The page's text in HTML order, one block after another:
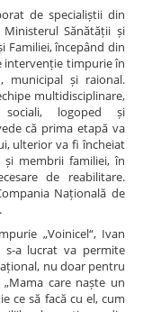
de specialiștii din
Sănătății și
Familiei, începând din
intervenție timpurie în
municipal și raional.
multidisciplinare,
logoped și
că prima etapă va
ulterior va fi încheiat
membrii familiei, în
de reabilitare.
Națională de
„Voinicel“, Ivan
s-a lucrat va permite
nu doar pentru
care naște un
ce să facă cu el, cum